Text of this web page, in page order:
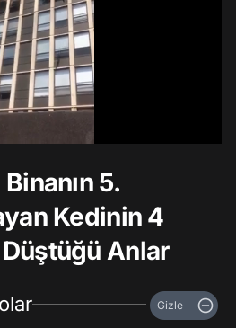
Binanın 5.
Kedinin 4
Anlar
Gizle